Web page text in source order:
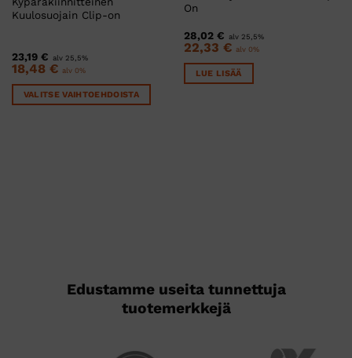
Kuulosuojain Clip-on
23,19 € alv 25,5%
18,48 € alv 0%
VALITSE VAIHTOEHDOISTA
On
28,02 € alv 25,5%
22,33 € alv 0%
LUE LISÄÄ
Edustamme useita tunnettuja
tuotemerkkejä